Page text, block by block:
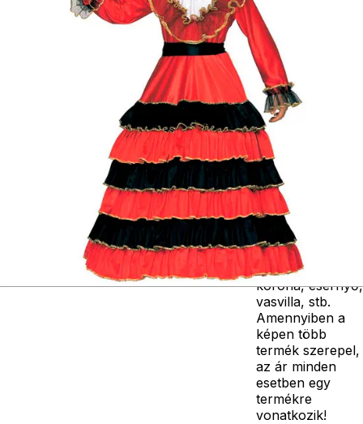
Egyéb
csak minőségi
probléma esetén
tudjuk átvállalni.
Tájékoztatjuk
kedves
vásárlóinkat,
a jelmezek nem
tartalmazzák a
kiegészítőket,
például harisnya,
ékszer, cipő,
paróka, kesztyű,
kardok, kemény
kalapok,
varázspálca,
seprű, szakáll,
bajusz, műanyag
korona, esernyő,
vasvilla, stb.
Amennyiben a
képen több
termék szerepel,
az ár minden
esetben egy
termékre
vonatkozik!